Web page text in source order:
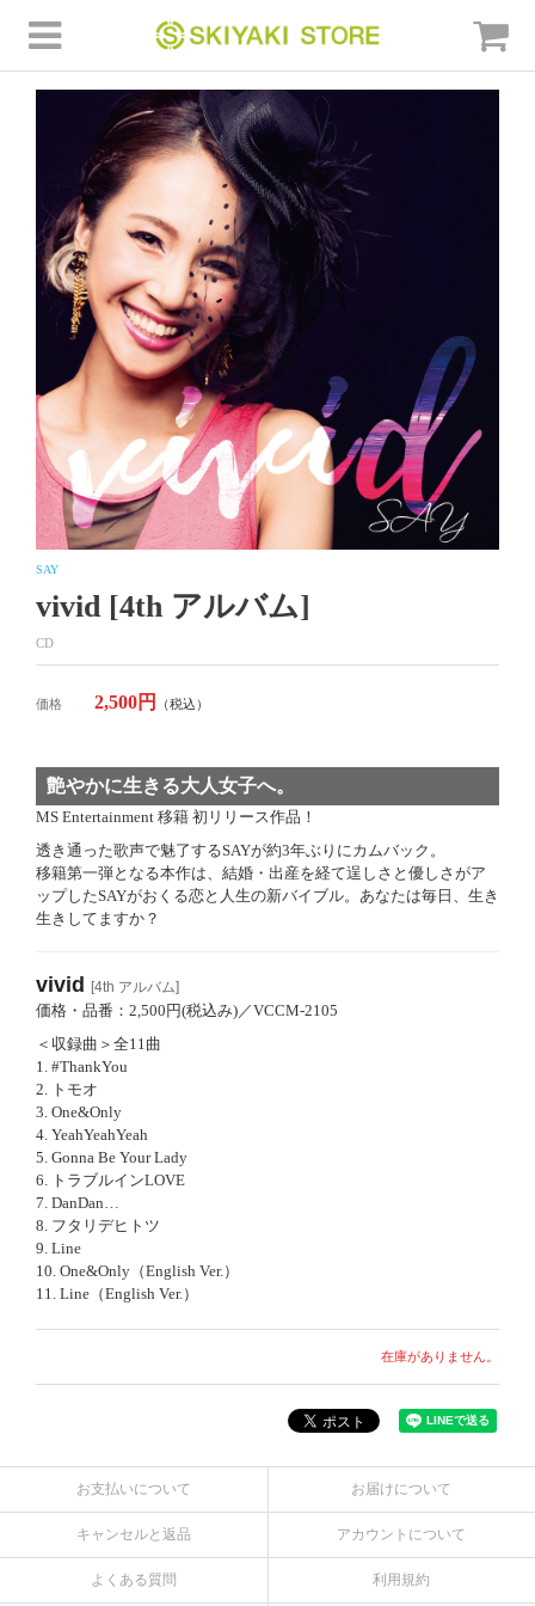
SAY
vivid [4th アルバム]
CD
価格 2,500円 （税込）
艶やかに生きる大人女子へ。
MS Entertainment 移籍 初リリース作品！
透き通った歌声で魅了するSAYが約3年ぶりにカムバック。
移籍第一弾となる本作は、結婚・出産を経て逞しさと優しさがア
ップしたSAYがおくる恋と人生の新バイブル。あなたは毎日、生き
生きしてますか？
vivid [4th アルバム]
価格・品番：2,500円(税込み)／VCCM-2105
＜収録曲＞全11曲
1. #ThankYou
2. トモオ
3. One&Only
4. YeahYeahYeah
5. Gonna Be Your Lady
6. トラブルインLOVE
7. DanDan…
8. フタリデヒトツ
9. Line
10. One&Only（English Ver.）
11. Line（English Ver.）
在庫がありません。
お支払いについて お届けについて
キャンセルと返品 アカウントについて
よくある質問 利用規約